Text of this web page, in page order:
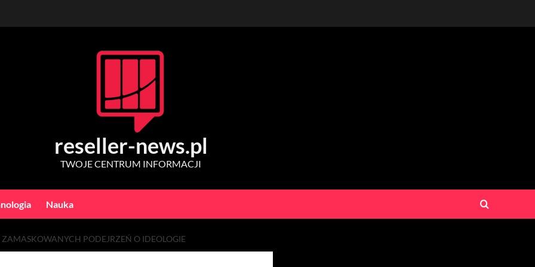
reseller-news.pl
TWOJE CENTRUM INFORMACJI
Nauka
PODEJRZEŃ O IDEOLOGIE